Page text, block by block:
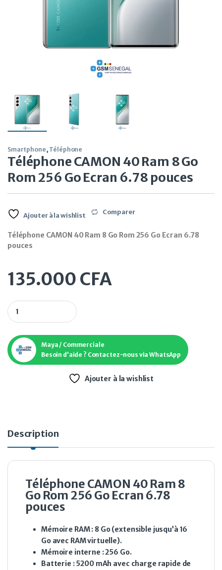
Smartphone, Téléphone
Téléphone CAMON 40 Ram 8 Go
Rom 256 Go Ecran 6.78 pouces
Ajouter à la wishlist Comparer
Téléphone CAMON 40 Ram 8 Go Rom 256 Go Ecran 6.78
pouces
135.000 CFA
Téléphone CAMON 40 Ram 8 Go Rom 256 Go Ecran 6.78
Maya / Commerciale
Besoin d'aide ? Contactez-nous via WhatsApp
Ajouter à la wishlist
Description
Téléphone CAMON 40 Ram 8
Go Rom 256 Go Ecran 6.78
pouces
Mémoire RAM: 8 Go (extensible jusqu’à 16
Go avec RAM virtuelle).
Mémoire interne : 256 Go.
Batterie : 5200 mAh avec charge rapide de